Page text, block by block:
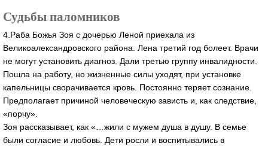
Судьбы паломников
4.Раба Божья Зоя с дочерью Леной приехала из
Великоалександровского района. Лена третий год болеет. Врачи
не могут установить диагноз. Дали третью группу инвалидности.
Пошла на работу, но жизненные силы уходят, при установке
капельницы сворачивается кровь. Постоянно теряет сознание.
Предполагает причиной человеческую зависть и, как следствие,
«порчу».
Зоя рассказывает, как «…жили с мужем душа в душу. В семье
были согласие и любовь. Дети росли и воспитывались в